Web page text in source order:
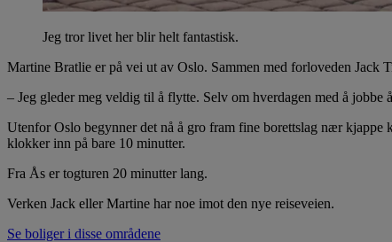
Jeg tror livet her blir helt fantastisk.
Martine Bratlie er på vei ut av Oslo. Sammen med forloveden
– Jeg gleder meg veldig til å flytte. Selv om hverdagen med å
Utenfor Oslo begynner det nå å gro fram fine borettslag nær
klokker inn på bare 10 minutter.
Fra Ås er togturen 20 minutter lang.
Verken Jack eller Martine har noe imot den nye reiseveien.
Se boliger i disse områdene